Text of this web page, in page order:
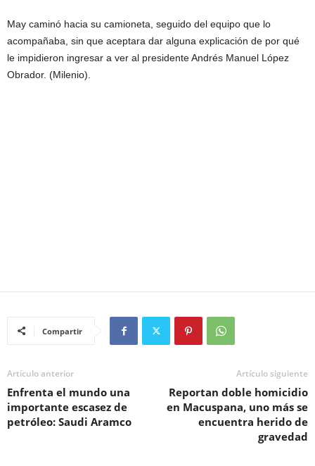
May caminó hacia su camioneta, seguido del equipo que lo
acompañaba, sin que aceptara dar alguna explicación de por qué
le impidieron ingresar a ver al presidente Andrés Manuel López
Obrador. (Milenio).
Compartir
Artículo anterior
Enfrenta el mundo una
importante escasez de
petróleo: Saudi Aramco
Artículo siguiente
Reportan doble homicidio
en Macuspana, uno más se
encuentra herido de
gravedad